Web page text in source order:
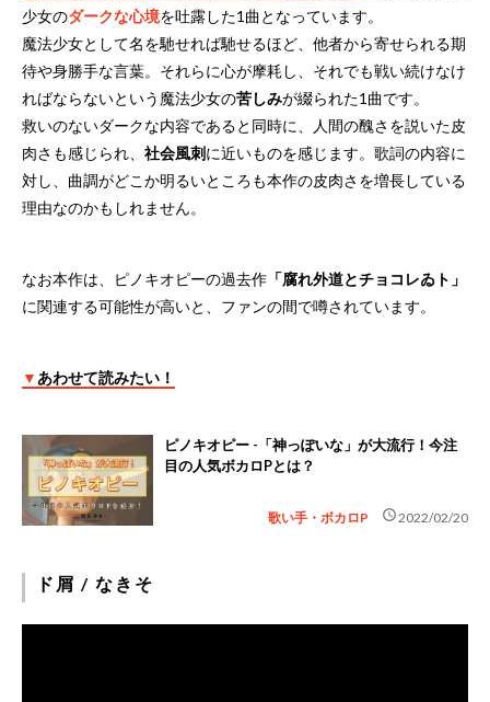
少女のダークな心境を吐露した1曲となっています。
魔法少女として名を馳せれば馳せるほど、他者から寄せられる期
待や身勝手な言葉。それらに心が摩耗し、それでも戦い続けなけ
ればならないという魔法少女の苦しみが綴られた1曲です。
救いのないダークな内容であると同時に、人間の醜さを説いた皮
肉さも感じられ、 社会風刺に近いものを感じます。歌詞の内容に
対し、曲調がどこか明るいところも本作の皮肉さを増長している
理由なのかもしれません。
なお本作は、ピノキオピーの過去作 「腐れ外道とチョコレゐト」
に関連する可能性が高いと、ファンの間で噂されています。
▼ あわせて読みたい！
ピノキオピー -「神っぽいな」が大流行！今注
目の人気ボカロPとは？
歌い手・ボカロP schedule2022/02/20
ド屑 / なきそ